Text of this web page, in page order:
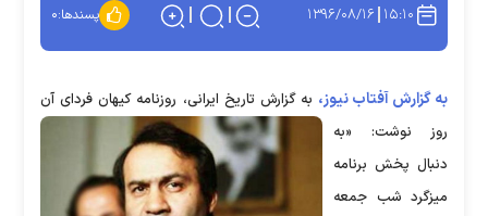
۱۵:۱۰ ۱۳۹۶/۰۸/۱۶ پسندها:۰
به گزارش آفتاب نیوز، به گزارش تاریخ ایرانی، روزنامه کیهان فردای آن
روز نوشت: «به
دنبال پخش برنامه
میزگرد شب جمعه